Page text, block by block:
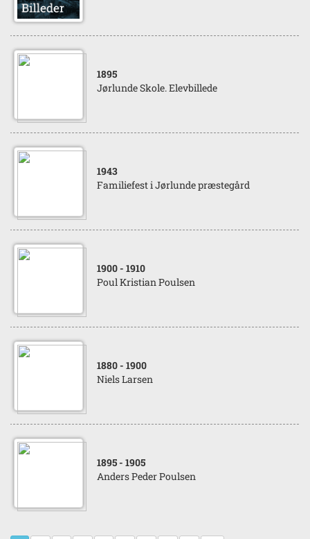
1895
Jørlunde Skole. Elevbillede
1943
Familiefest i Jørlunde præstegård
1900 - 1910
Poul Kristian Poulsen
1880 - 1900
Niels Larsen
1895 - 1905
Anders Peder Poulsen